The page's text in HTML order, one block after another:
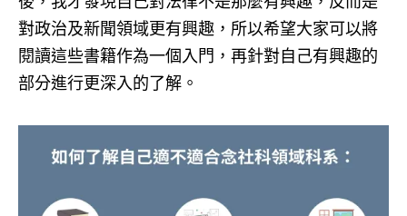
對政治及新聞領域更有興趣，所以希望大家可以將
閱讀這些書籍作為一個入門，再針對自己有興趣的
部分進行更深入的了解。